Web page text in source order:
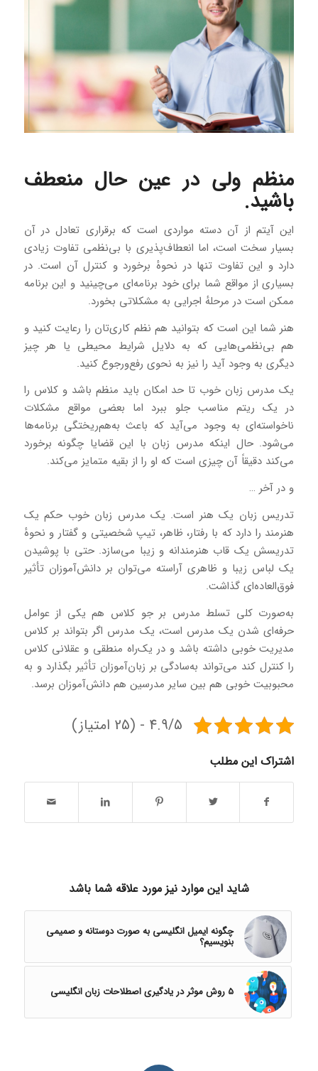
منظم ولی در عین حال منعطف
باشید.
این آیتم از آن دسته مواردی است که برقراری تعادل در آن
بسیار سخت است، اما انعطاف‌پذیری با بی‌نظمی تفاوت زیادی
دارد و این تفاوت تنها در نحوهٔ برخورد و کنترل آن است. در
بسیاری از مواقع شما برای خود برنامه‌ای می‌چینید و این برنامه
ممکن است در مرحلهٔ اجرایی به مشکلاتی بخورد.
هنر شما این است که بتوانید هم نظم کاری‌تان را رعایت کنید و
هم بی‌نظمی‌هایی که به دلایل شرایط محیطی یا هر چیز
دیگری به وجود آید را نیز به نحوی رفع‌ورجوع کنید.
یک مدرس زبان خوب تا حد امکان باید منظم باشد و کلاس را
در یک ریتم مناسب جلو ببرد اما بعضی مواقع مشکلات
ناخواسته‌ای به وجود می‌آید که باعث به‌هم‌ریختگی برنامه‌ها
می‌شود. حال اینکه مدرس زبان با این قضایا چگونه برخورد
می‌کند دقیقاً آن چیزی است که او را از بقیه متمایز می‌کند.
و در آخر …
تدریس زبان یک هنر است. یک مدرس زبان خوب حکم یک
هنرمند را دارد که با رفتار، ظاهر، تیپ شخصیتی و گفتار و نحوهٔ
تدریسش یک قاب هنرمندانه و زیبا می‌سازد. حتی با پوشیدن
یک لباس زیبا و ظاهری آراسته می‌توان بر دانش‌آموزان تأثیر
فوق‌العاده‌ای گذاشت.
به‌صورت کلی تسلط مدرس بر جو کلاس هم یکی از عوامل
حرفه‌ای شدن یک مدرس است، یک مدرس اگر بتواند بر کلاس
مدیریت خوبی داشته باشد و در یک‌راه منطقی و عقلانی کلاس
را کنترل کند می‌تواند به‌سادگی بر زبان‌آموزان تأثیر بگذارد و به
محبوبیت خوبی هم بین سایر مدرسین هم دانش‌آموزان برسد.
4.9/5 - (25 امتیاز)
اشتراک این مطلب
شاید این موارد نیز مورد علاقه شما باشد
چگونه ایمیل انگلیسی به صورت دوستانه و صمیمی
بنویسیم؟
5 روش موثر در یادگیری اصطلاحات زبان انگلیسی